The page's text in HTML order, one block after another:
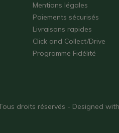
Mentions légales
Paiements sécurisés
Livraisons rapides
Click and Collect/Drive
Programme Fidélité
droits réservés - Designed